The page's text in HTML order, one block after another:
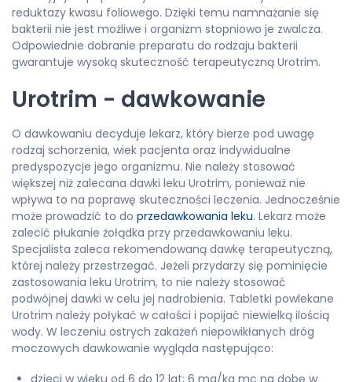
reduktazy kwasu foliowego. Dzięki temu namnażanie się
bakterii nie jest możliwe i organizm stopniowo je zwalcza.
Odpowiednie dobranie preparatu do rodzaju bakterii
gwarantuje wysoką skuteczność terapeutyczną Urotrim.
Urotrim - dawkowanie
O dawkowaniu decyduje lekarz, który bierze pod uwagę
rodzaj schorzenia, wiek pacjenta oraz indywidualne
predyspozycje jego organizmu. Nie należy stosować
większej niż zalecana dawki leku Urotrim, ponieważ nie
wpływa to na poprawę skuteczności leczenia. Jednocześnie
może prowadzić to do przedawkowania leku. Lekarz może
zalecić płukanie żołądka przy przedawkowaniu leku.
Specjalista zaleca rekomendowaną dawkę terapeutyczną,
której należy przestrzegać. Jeżeli przydarzy się pominięcie
zastosowania leku Urotrim, to nie należy stosować
podwójnej dawki w celu jej nadrobienia. Tabletki powlekane
Urotrim należy połykać w całości i popijać niewielką ilością
wody. W leczeniu ostrych zakażeń niepowikłanych dróg
moczowych dawkowanie wygląda następująco: